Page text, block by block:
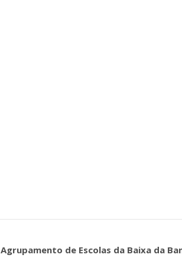
Agrupamento de Escolas da Baixa da